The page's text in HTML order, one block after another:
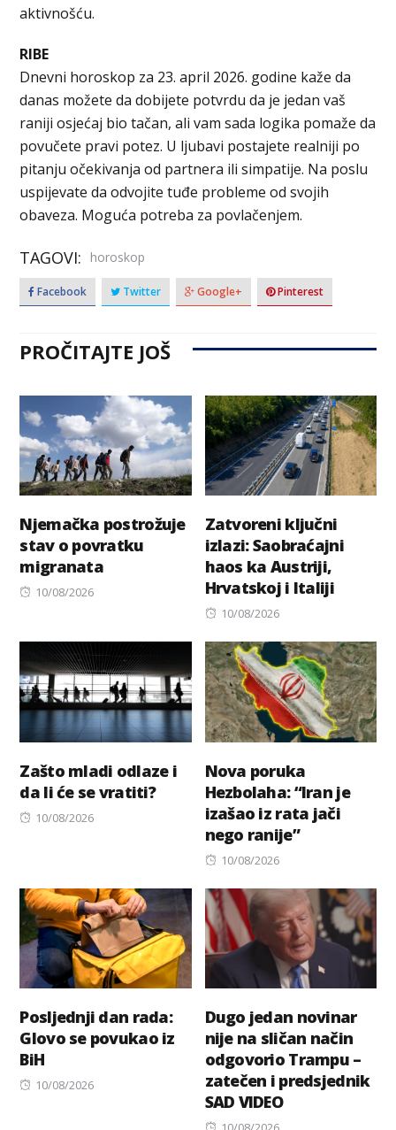
aktivnošću.
RIBE
Dnevni horoskop za 23. april 2026. godine kaže da
danas možete da dobijete potvrdu da je jedan vaš
raniji osjećaj bio tačan, ali vam sada logika pomaže da
povučete pravi potez. U ljubavi postajete realniji po
pitanju očekivanja od partnera ili simpatije. Na poslu
uspijevate da odvojite tuđe probleme od svojih
obaveza. Moguća potreba za povlačenjem.
TAGOVI: horoskop
Facebook Twitter Google+ Pinterest
PROČITAJTE JOŠ
Njemačka postrožuje
stav o povratku
migranata
Posted
10/08/2026
Zatvoreni ključni
izlazi: Saobraćajni
haos ka Austriji,
Hrvatskoj i Italiji
Posted
10/08/2026
Zašto mladi odlaze i
da li će se vratiti?
Posted
10/08/2026
Nova poruka
Hezbolaha: “Iran je
izašao iz rata jači
nego ranije”
Posted
10/08/2026
Posljednji dan rada:
Glovo se povukao iz
BiH
Posted
10/08/2026
Dugo jedan novinar
nije na sličan način
odgovorio Trampu –
zatečen i predsjednik
SAD VIDEO
Posted